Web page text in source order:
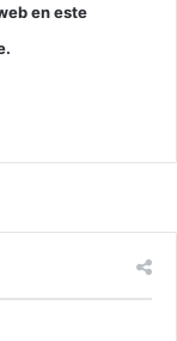
en este